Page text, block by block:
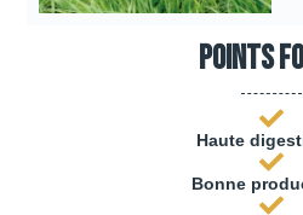
Points
Haute
Bonne